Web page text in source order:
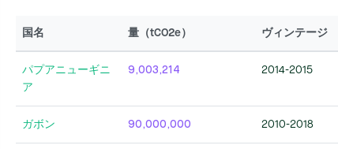
国名 量（tCO2e） ヴィンテージ
パプアニューギニ
ア
9,003,214 2014-2015
ガボン 90,000,000 2010-2018